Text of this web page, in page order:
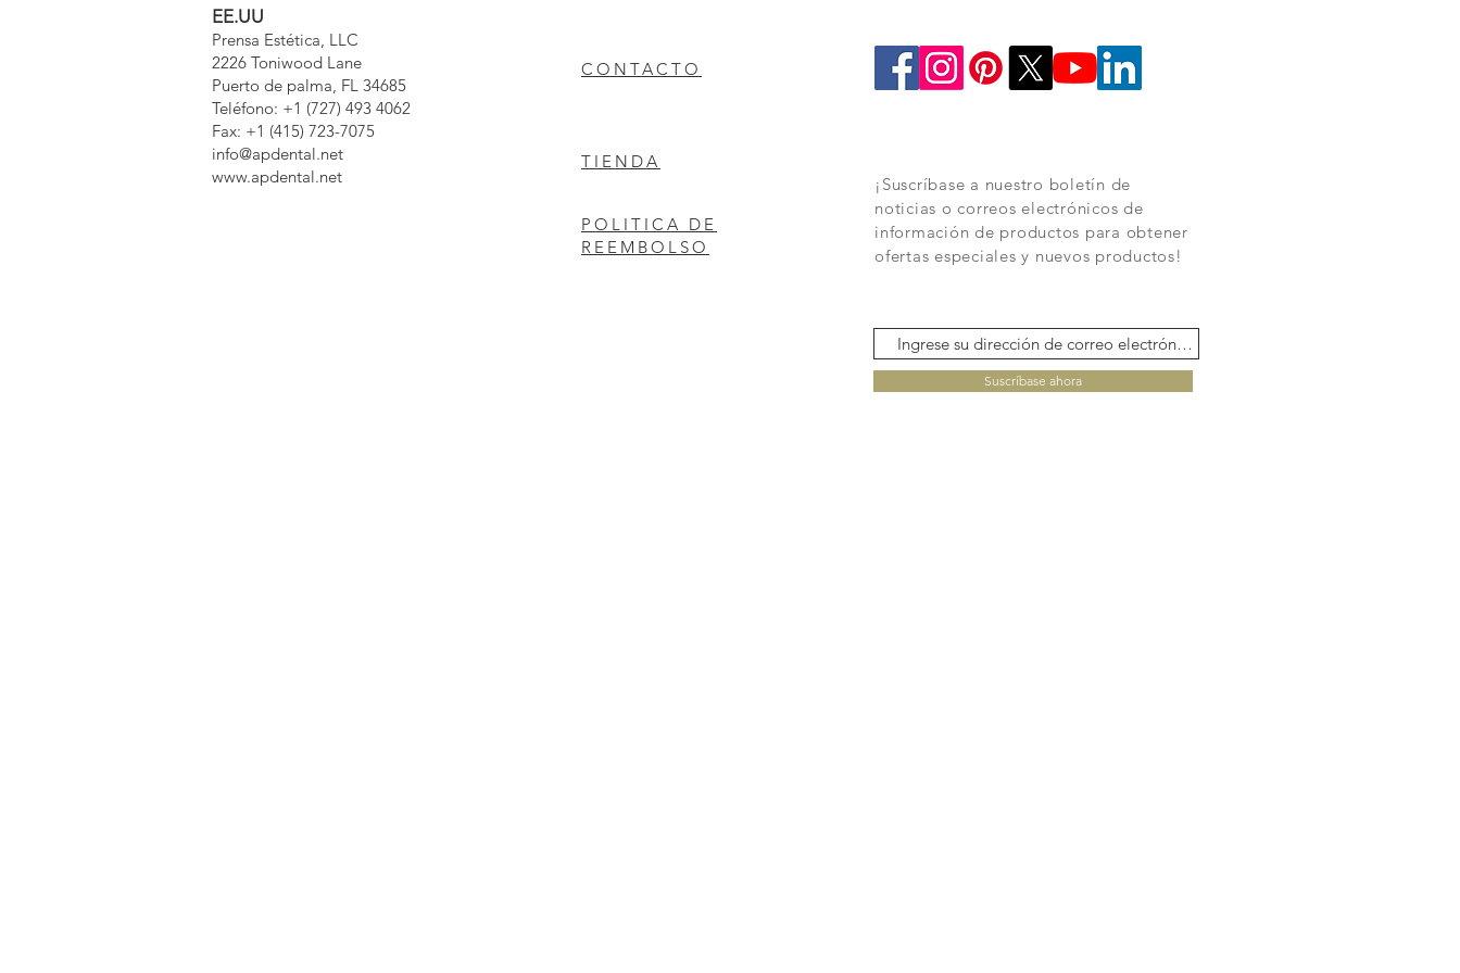
EE.UU
Prensa Estética, LLC
2226 Toniwood Lane
Puerto de palma, FL 34685
Teléfono: +1 (727) 493 4062
Fax: +1 (415) 723-7075
info@apdental.net
www.apdental.net
CONTACTO
TIENDA
POLITICA DE
REEMBOLSO
¡Suscríbase a nuestro boletín de
noticias o correos electrónicos de
información de productos para obtener
ofertas especiales y nuevos productos!
Suscríbase ahora